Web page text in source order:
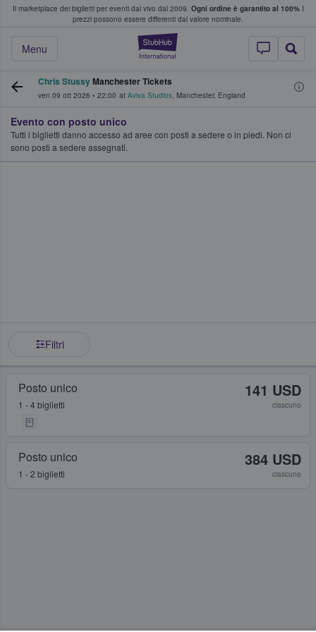
Il marketplace dei biglietti per eventi dal vivo dal 2009. Ogni ordine è garantito al 100%I
prezzi possono essere differenti dal valore nominale.
StubHub - Dove
Menu
fan comprano e vendono biglietti
Chris StussyManchester Tickets
ven 09 ott 2026 • 22:00 at Aviva Studios, Manchester, England
Evento con posto unico
Tutti i biglietti danno accesso ad aree con posti a sedere o in piedi. Non ci
sono posti a sedere assegnati.
Filtri
Posto unico
1 - 4 biglietti
141 USD
ciascuno
Posto unico
1 - 2 biglietti
384 USD
ciascuno